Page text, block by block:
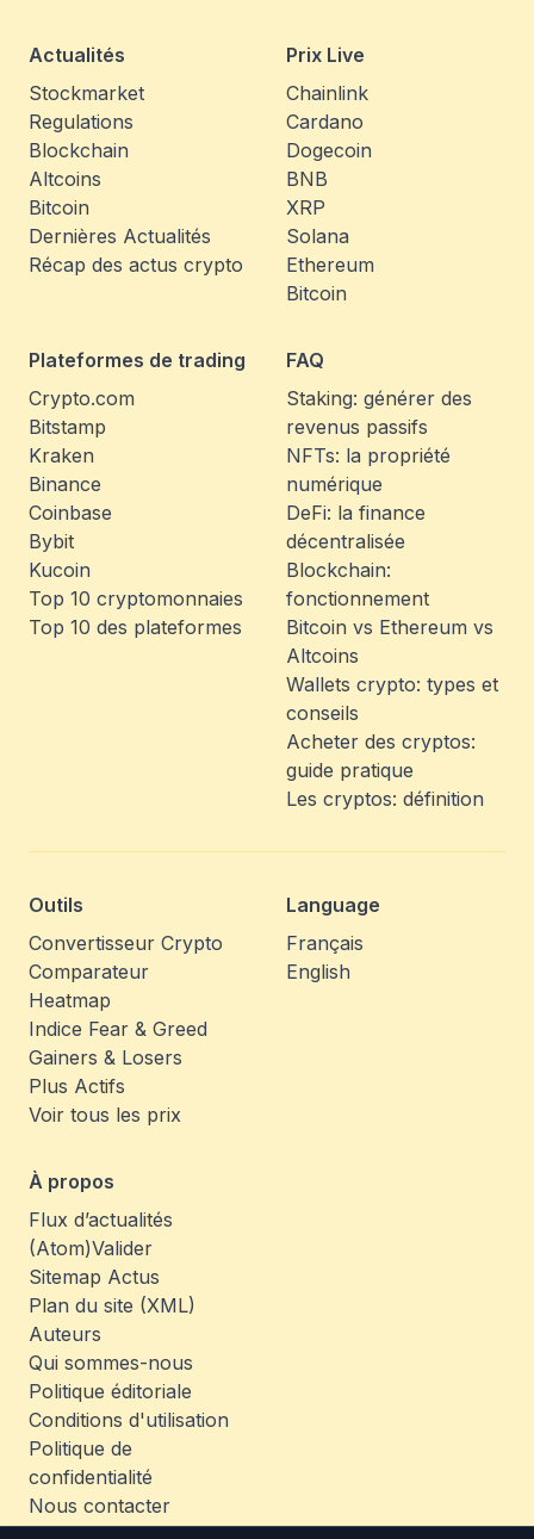
Actualités
Stockmarket
Regulations
Blockchain
Altcoins
Bitcoin
Dernières Actualités
Récap des actus crypto
Prix Live
Chainlink
Cardano
Dogecoin
BNB
XRP
Solana
Ethereum
Bitcoin
Plateformes de trading
Crypto.com
Bitstamp
Kraken
Binance
Coinbase
Bybit
Kucoin
Top 10 cryptomonnaies
Top 10 des plateformes
FAQ
Staking: générer des
revenus passifs
NFTs: la propriété
numérique
DeFi: la finance
décentralisée
Blockchain:
fonctionnement
Bitcoin vs Ethereum vs
Altcoins
Wallets crypto: types et
conseils
Acheter des cryptos:
guide pratique
Les cryptos: définition
Outils
Convertisseur Crypto
Comparateur
Heatmap
Indice Fear & Greed
Gainers & Losers
Plus Actifs
Voir tous les prix
Language
Français
English
À propos
Flux d’actualités
(Atom)Valider
Sitemap Actus
Plan du site (XML)
Auteurs
Qui sommes-nous
Politique éditoriale
Conditions d'utilisation
Politique de
confidentialité
Nous contacter
Emplois